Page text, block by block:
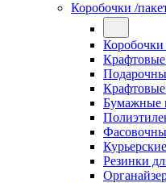
Коробочки /
Бумажные
Резинки